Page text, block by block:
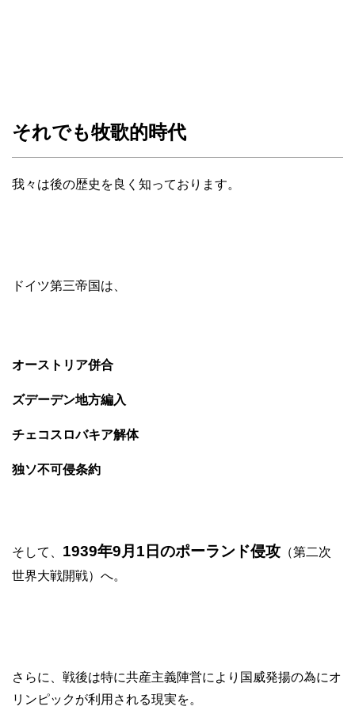
それでも牧歌的時代
我々は後の歴史を良く知っております。
ドイツ第三帝国は、
オーストリア併合
ズデーデン地方編入
チェコスロバキア解体
独ソ不可侵条約
そして、 1939年9月1日のポーランド侵攻 （第二次
世界大戦開戦）へ。
さらに、戦後は特に共産主義陣営により国威発揚の為にオ
リンピックが利用される現実を。